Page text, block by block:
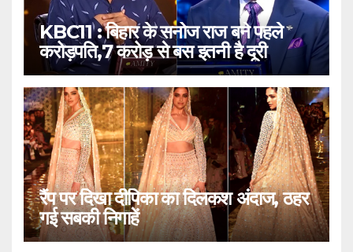
KBC11 : बिहार के सनोज राज बने पहले
करोड़पति,7 करोड़ से बस इतनी है दूरी
रैंप पर दिखा दीपिका का दिलकश अंदाज, ठहर
गई सबकी निगाहें